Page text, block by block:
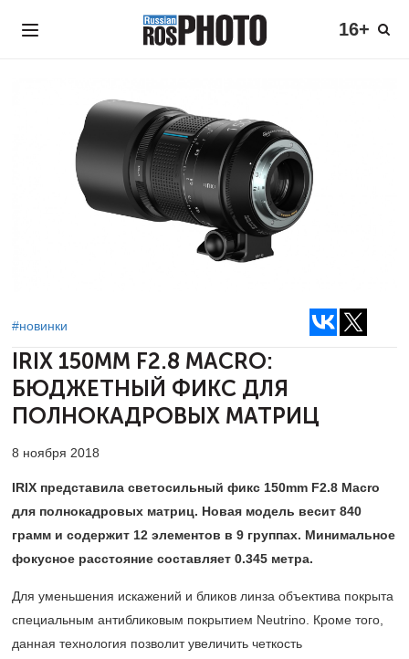
16+
#новинки
IRIX 150MM F2.8 MACRO:
БЮДЖЕТНЫЙ ФИКС ДЛЯ
ПОЛНОКАДРОВЫХ МАТРИЦ
8 ноября 2018
IRIX представила светосильный фикс 150mm F2.8 Macro
для полнокадровых матриц. Новая модель весит 840
грамм и содержит 12 элементов в 9 группах. Минимальное
фокусное расстояние составляет 0.345 метра.
Для уменьшения искажений и бликов линза объектива покрыта
специальным антибликовым покрытием Neutrino. Кроме того,
данная технология позволит увеличить четкость